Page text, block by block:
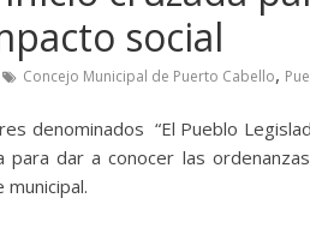
social
Concejo Municipal de Puerto Cabello,
denominados “El Pueblo
para dar a conocer las